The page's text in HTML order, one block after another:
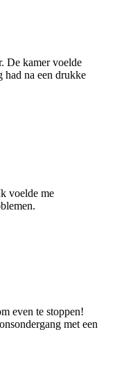
De kamer voelde
had na een drukke
voelde me
even te stoppen!
met een